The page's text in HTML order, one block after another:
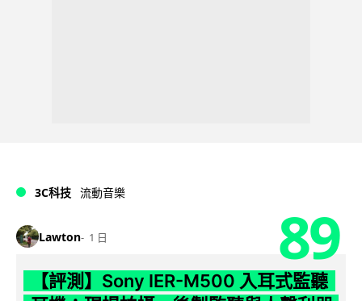
3C科技 流動音樂
Lawton 1 日 89
【評測】Sony IER-M500 入耳式監聽